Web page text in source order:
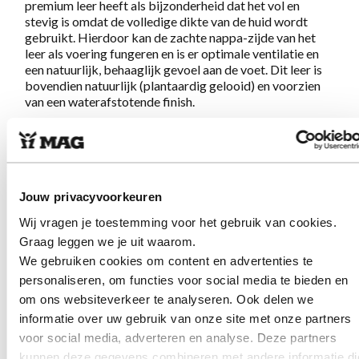
Jouw privacyvoorkeuren
Wij vragen je toestemming voor het gebruik van cookies.
Graag leggen we je uit waarom.
We gebruiken cookies om content en advertenties te
personaliseren, om functies voor social media te bieden en
om ons websiteverkeer te analyseren. Ook delen we
informatie over uw gebruik van onze site met onze partners
voor social media, adverteren en analyse. Deze partners
premium leer heeft als bijzonderheid dat het vol en
stevig is omdat de volledige dikte van de huid wordt
gebruikt. Hierdoor kan de zachte nappa-zijde van het
leer als voering fungeren en is er optimale ventilatie en
een natuurlijk, behaaglijk gevoel aan de voet. Dit leer is
bovendien natuurlijk (plantaardig gelooid) en voorzien
van een waterafstotende finish.
Model4174G
is bovendien geschikt voor een iets
bredere voet. De zachte rand langs de voeet zorgt voor
een extra comfortabel gevoel. De schoenen hebben een
gaat bij het inlopen steeds lekkerder zitten. Het zorgt
ervoor dat je goede steun hebt en minder snel moe
wordt. Eenmaal aan, nooit meer uit!
Eigenschappen MPS 4174G Navy
Gemaakt van premium natuurlijk gelooid Hunting-
leer, met suedezijde aan buitenkant en nappazijde van